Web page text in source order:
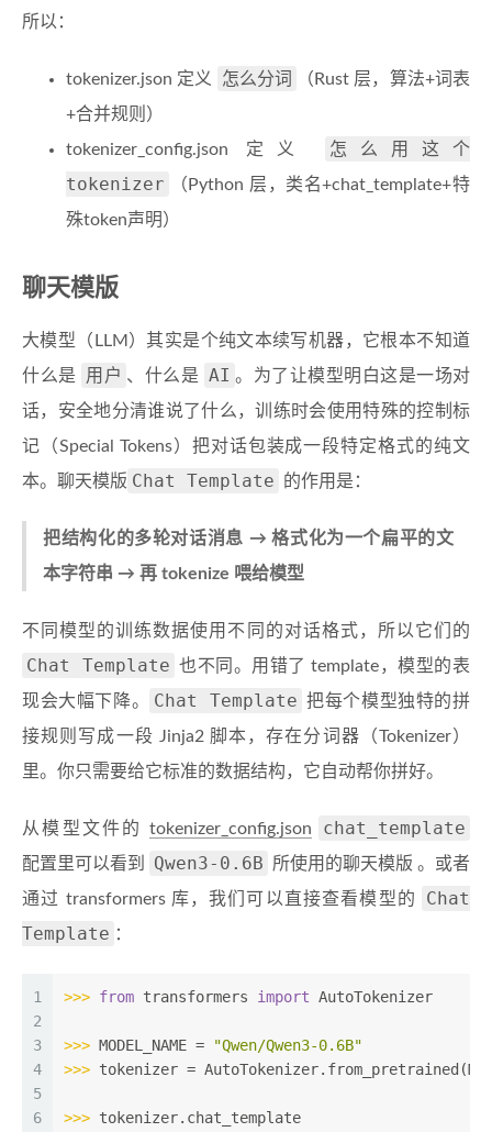
所以：
tokenizer.json 定义 怎么分词
（Rust 层，算法+词表
+合并规则）
tokenizer_config.json 定义
怎么用这个
tokenizer
（Python 层，类名+chat_template+特
殊token声明）
聊天模版
大模型（LLM）其实是个纯文本续写机器，它根本不知道
什么是
用户 、什么是 AI 。为了让模型明白这是一场对
话，安全地分清谁说了什么，训练时会使用特殊的控制标
记（Special Tokens）把对话包装成一段特定格式的纯文
本。聊天模版 Chat Template 的作用是：
把结构化的多轮对话消息 → 格式化为一个扁平的文
本字符串 → 再 tokenize 喂给模型
不同模型的训练数据使用不同的对话格式，所以它们的
Chat Template 也不同。用错了 template，模型的表
现会大幅下降。
Chat Template 把每个模型独特的拼
接规则写成一段 Jinja2 脚本，存在分词器（Tokenizer）
里。你只需要给它标准的数据结构，它自动帮你拼好。
从模型文件的 tokenizer_config.json chat_template
配置里可以看到 Qwen3-0.6B
所使用的聊天模版 。或者
通过 transformers 库，我们可以直接查看模型的
Chat
Template ：
1
2
3
4
5
6
>>> from transformers import AutoTokenizer
>>> MODEL_NAME =
"Qwen/Qwen3-0.6B"
>>> tokenizer =
>>> tokenizer.chat_template